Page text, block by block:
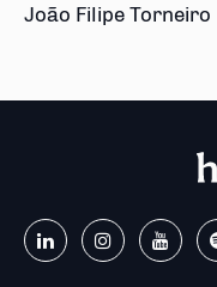
João Filipe Torneiro